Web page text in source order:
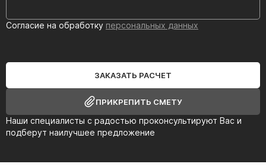
Наши специалисты с радостью проконсультируют Вас и
подберут наилучшее предложение
Согласие на обработку персональных данных
ЗАКАЗАТЬ РАСЧЕТ
ПРИКРЕПИТЬ СМЕТУ